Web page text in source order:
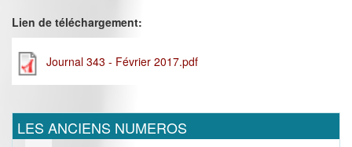
Lien de téléchargement:
Journal 343 - Février 2017.pdf
LES ANCIENS NUMEROS